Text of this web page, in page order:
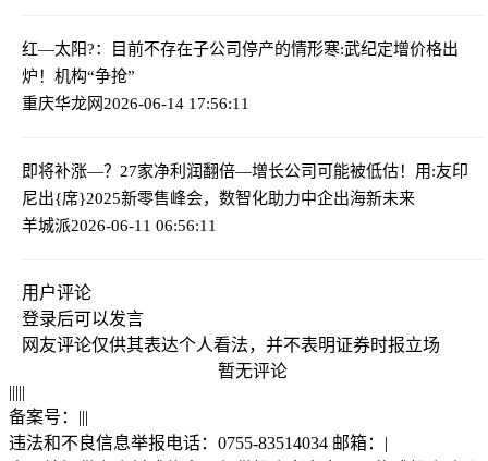
红—太阳?：目前不存在子公司停产的情形寒:武纪定增价格出
炉！机构“争抢”
重庆华龙网2026-06-14 17:56:11
即将补涨—？27家净利润翻倍—增长公司可能被低估！ 用:友印
尼出{席}2025新零售峰会，数智化助力中企出海新未来
羊城派2026-06-11 06:56:11
用户评论
登录后可以发言
网友评论仅供其表达个人看法，并不表明证券时报立场
暂无评论
|||||
备案号： |||
违法和不良信息举报电话：0755-83514034 邮箱： |